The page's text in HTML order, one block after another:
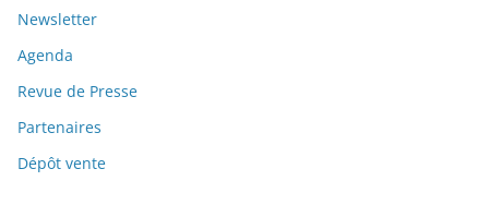
Newsletter
Agenda
Revue de Presse
Partenaires
Dépôt vente